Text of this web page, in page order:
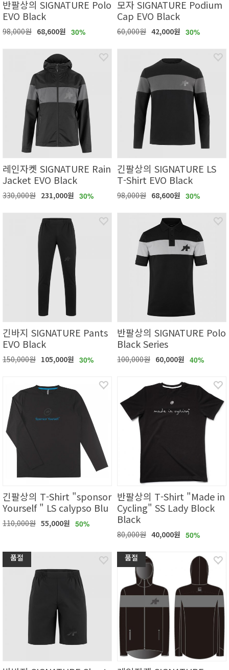
반팔상의 SIGNATURE Polo
EVO Black
98,000원 68,600원 30%
모자 SIGNATURE Podium
Cap EVO Black
60,000원 42,000원 30%
레인자켓 SIGNATURE Rain
Jacket EVO Black
330,000원 231,000원 30%
긴팔상의 SIGNATURE LS
T-Shirt EVO Black
98,000원 68,600원 30%
긴바지 SIGNATURE Pants
EVO Black
150,000원 105,000원 30%
반팔상의 SIGNATURE Polo
Black Series
100,000원 60,000원 40%
긴팔상의 T-Shirt "sponsor
Yourself " LS calypso Blu
110,000원 55,000원 50%
반팔상의 T-Shirt "Made in
Cycling" SS Lady Block
Black
80,000원 40,000원 50%
품절 품절